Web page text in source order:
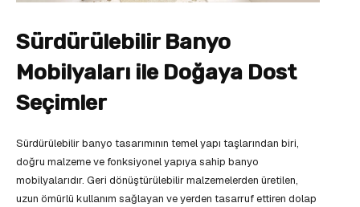
Sürdürülebilir Banyo
Mobilyaları ile Doğaya Dost
Seçimler
Sürdürülebilir banyo tasarımının temel yapı taşlarından biri,
doğru malzeme ve fonksiyonel yapıya sahip banyo
mobilyalarıdır. Geri dönüştürülebilir malzemelerden üretilen,
uzun ömürlü kullanım sağlayan ve yerden tasarruf ettiren dolap